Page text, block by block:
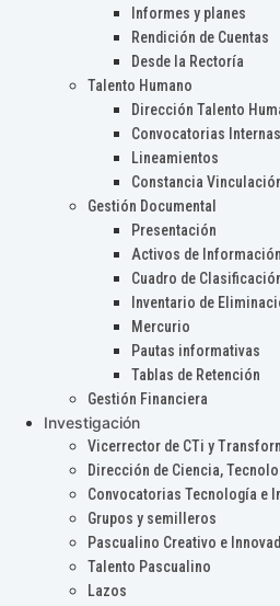
Informes y planes
Rendición de Cuentas
Desde la Rectoría
Talento Humano
Dirección Talento
Convocatorias Internas
Lineamientos
Constancia
Gestión Documental
Presentación
Activos de Información
Cuadro de
Inventario de
Mercurio
Pautas informativas
Tablas de Retención
Gestión Financiera
Investigación
Vicerrector de CTi y
Dirección de Ciencia,
Convocatorias Tecnología e
Grupos y semilleros
Pascualino Creativo e
Talento Pascualino
Lazos